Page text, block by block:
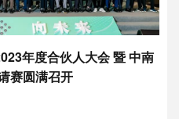
年度合伙人大会 暨 中南
赛圆满召开